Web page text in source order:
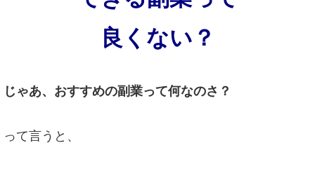
良くない？
じゃあ、おすすめの副業って何なのさ？
って言うと、